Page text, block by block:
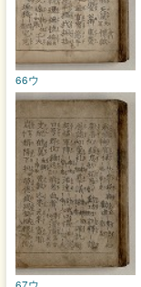
66ウ